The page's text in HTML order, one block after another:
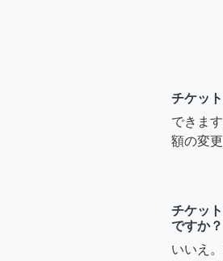
チケッ
できま
額の変
チケッ
ですか？
いいえ